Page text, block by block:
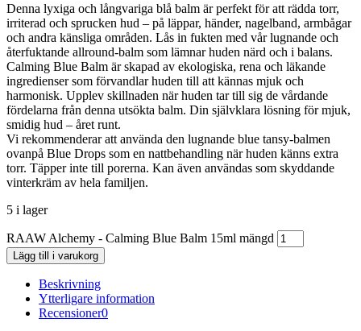
Denna lyxiga och långvariga blå balm är perfekt för att rädda torr,
irriterad och sprucken hud – på läppar, händer, nagelband, armbågar
och andra känsliga områden. Lås in fukten med vår lugnande och
återfuktande allround-balm som lämnar huden närd och i balans.
Calming Blue Balm är skapad av ekologiska, rena och läkande
ingredienser som förvandlar huden till att kännas mjuk och
harmonisk. Upplev skillnaden när huden tar till sig de vårdande
fördelarna från denna utsökta balm. Din självklara lösning för mjuk,
smidig hud – året runt.
Vi rekommenderar att använda den lugnande blue tansy-balmen
ovanpå Blue Drops som en nattbehandling när huden känns extra
torr. Täpper inte till porerna. Kan även användas som skyddande
vinterkräm av hela familjen.
5 i lager
RAAW Alchemy - Calming Blue Balm 15ml mängd
Lägg till i varukorg
Beskrivning
Ytterligare information
Recensioner0